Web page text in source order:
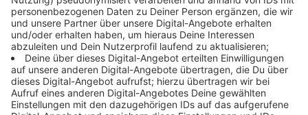
Veröffentlicht:Montag, 06.12.2021 16:11
Anzeige